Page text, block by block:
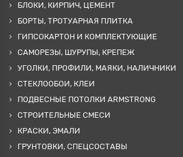
БЛОКИ, КИРПИЧ, ЦЕМЕНТ
БОРТЫ, ТРОТУАРНАЯ ПЛИТКА
ГИПСОКАРТОН И КОМПЛЕКТУЮЩИЕ
САМОРЕЗЫ, ШУРУПЫ, КРЕПЕЖ
УГОЛКИ, ПРОФИЛИ, МАЯКИ, НАЛИЧНИКИ
СТЕКЛООБОИ, КЛЕИ
ПОДВЕСНЫЕ ПОТОЛКИ ARMSTRONG
СТРОИТЕЛЬНЫЕ СМЕСИ
КРАСКИ, ЭМАЛИ
ГРУНТОВКИ, СПЕЦСОСТАВЫ